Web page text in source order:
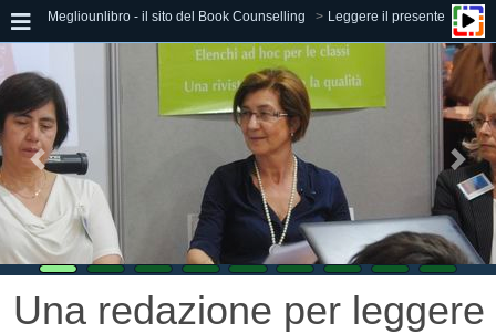
Megliounlibro - il sito del Book Counselling Leggere il presente
Una redazione per leggere